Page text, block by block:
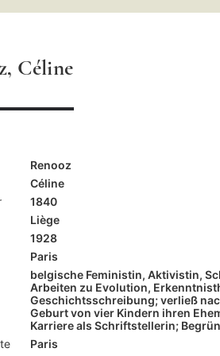
Céline
Renooz
Céline
1840
Liège
1928
Paris
belgische Feministin, Aktivistin,
Arbeiten zu Evolution,
Geschichtsschreibung; verließ
Geburt von vier Kindern ihren
Karriere als Schriftstellerin;
Paris